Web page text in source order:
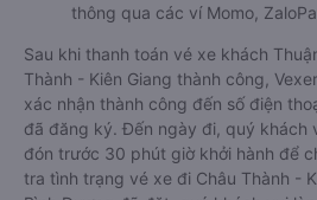
thông qua các ví Momo,
Sau khi thanh toán vé xe khách
Thành - Kiên Giang thành công,
xác nhận thành công đến số điện
đã đăng ký. Đến ngày đi, quý khách
đón trước 30 phút giờ khởi hành để
tra tình trạng vé xe đi Châu Thành -